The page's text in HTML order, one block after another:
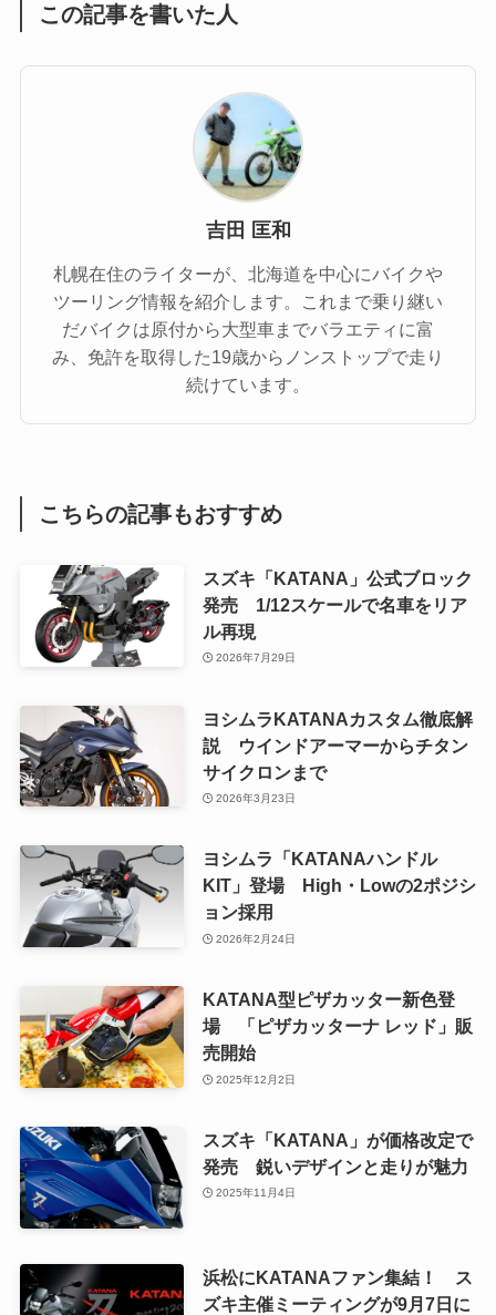
この記事を書いた人
吉田 匡和
札幌在住のライターが、北海道を中心にバイクや
ツーリング情報を紹介します。これまで乗り継い
だバイクは原付から大型車までバラエティに富
み、免許を取得した19歳からノンストップで走り
続けています。
こちらの記事もおすすめ
スズキ「KATANA」公式ブロック
発売 1/12スケールで名車をリア
ル再現
2026年7月29日
ヨシムラKATANAカスタム徹底解
説 ウインドアーマーからチタン
サイクロンまで
2026年3月23日
ヨシムラ「KATANAハンドル
KIT」登場 High・Lowの2ポジシ
ョン採用
2026年2月24日
KATANA型ピザカッター新色登
場 「ピザカッターナ レッド」販
売開始
2025年12月2日
スズキ「KATANA」が価格改定で
発売 鋭いデザインと走りが魅力
2025年11月4日
浜松にKATANAファン集結！ ス
ズキ主催ミーティングが9月7日に